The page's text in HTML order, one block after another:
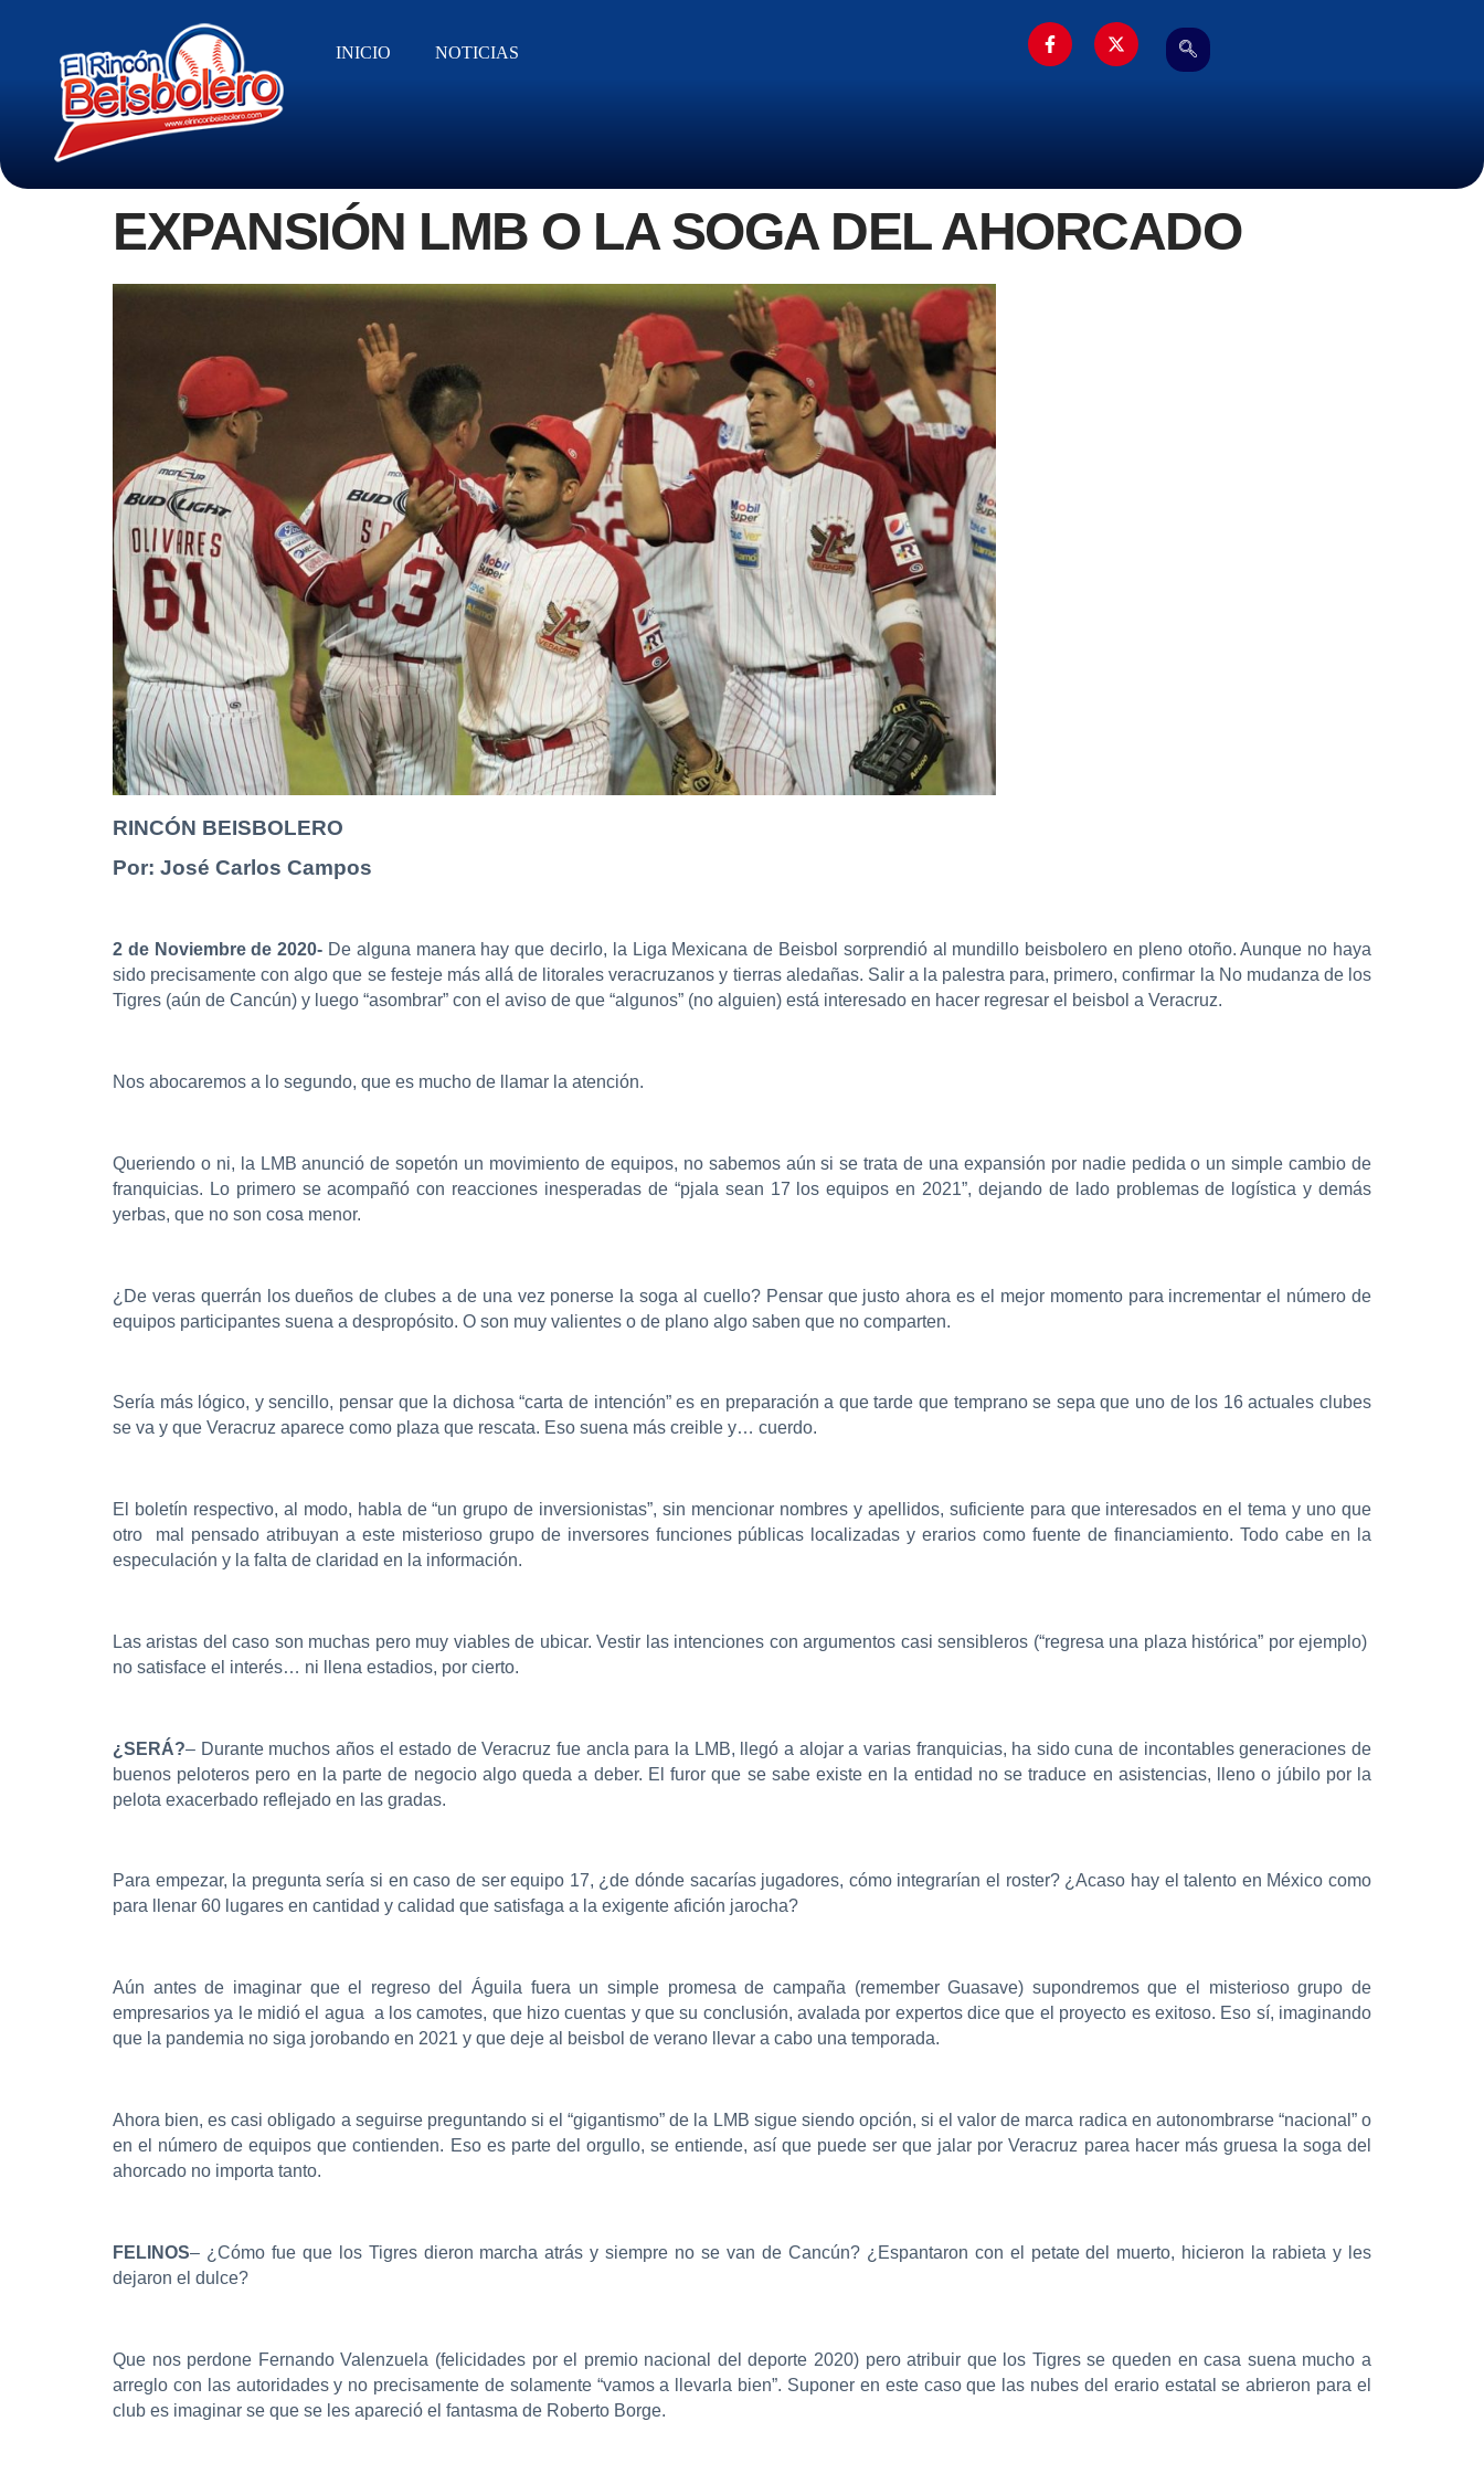
INICIO NOTICIAS
EXPANSIÓN LMB O LA SOGA DEL AHORCADO
RINCÓN BEISBOLERO
Por: José Carlos Campos
2 de Noviembre de 2020- De alguna manera hay que decirlo, la Liga Mexicana de Beisbol sorprendió al mundillo beisbolero en pleno otoño. Aunque no haya
sido precisamente con algo que se festeje más allá de litorales veracruzanos y tierras aledañas. Salir a la palestra para, primero, confirmar la No mudanza de los
Tigres (aún de Cancún) y luego “asombrar” con el aviso de que “algunos” (no alguien) está interesado en hacer regresar el beisbol a Veracruz.
Nos abocaremos a lo segundo, que es mucho de llamar la atención.
Queriendo o ni, la LMB anunció de sopetón un movimiento de equipos, no sabemos aún si se trata de una expansión por nadie pedida o un simple cambio de
franquicias. Lo primero se acompañó con reacciones inesperadas de “pjala sean 17 los equipos en 2021”, dejando de lado problemas de logística y demás
yerbas, que no son cosa menor.
¿De veras querrán los dueños de clubes a de una vez ponerse la soga al cuello? Pensar que justo ahora es el mejor momento para incrementar el número de
equipos participantes suena a despropósito. O son muy valientes o de plano algo saben que no comparten.
Sería más lógico, y sencillo, pensar que la dichosa “carta de intención” es en preparación a que tarde que temprano se sepa que uno de los 16 actuales clubes
se va y que Veracruz aparece como plaza que rescata. Eso suena más creible y… cuerdo.
El boletín respectivo, al modo, habla de “un grupo de inversionistas”, sin mencionar nombres y apellidos, suficiente para que interesados en el tema y uno que
otro mal pensado atribuyan a este misterioso grupo de inversores funciones públicas localizadas y erarios como fuente de financiamiento. Todo cabe en la
especulación y la falta de claridad en la información.
Las aristas del caso son muchas pero muy viables de ubicar. Vestir las intenciones con argumentos casi sensibleros (“regresa una plaza histórica” por ejemplo)
no satisface el interés… ni llena estadios, por cierto.
¿SERÁ?– Durante muchos años el estado de Veracruz fue ancla para la LMB, llegó a alojar a varias franquicias, ha sido cuna de incontables generaciones de
buenos peloteros pero en la parte de negocio algo queda a deber. El furor que se sabe existe en la entidad no se traduce en asistencias, lleno o júbilo por la
pelota exacerbado reflejado en las gradas.
Para empezar, la pregunta sería si en caso de ser equipo 17, ¿de dónde sacarías jugadores, cómo integrarían el roster? ¿Acaso hay el talento en México como
para llenar 60 lugares en cantidad y calidad que satisfaga a la exigente afición jarocha?
Aún antes de imaginar que el regreso del Águila fuera un simple promesa de campaña (remember Guasave) supondremos que el misterioso grupo de
empresarios ya le midió el agua a los camotes, que hizo cuentas y que su conclusión, avalada por expertos dice que el proyecto es exitoso. Eso sí, imaginando
que la pandemia no siga jorobando en 2021 y que deje al beisbol de verano llevar a cabo una temporada.
Ahora bien, es casi obligado a seguirse preguntando si el “gigantismo” de la LMB sigue siendo opción, si el valor de marca radica en autonombrarse “nacional” o
en el número de equipos que contienden. Eso es parte del orgullo, se entiende, así que puede ser que jalar por Veracruz parea hacer más gruesa la soga del
ahorcado no importa tanto.
FELINOS– ¿Cómo fue que los Tigres dieron marcha atrás y siempre no se van de Cancún? ¿Espantaron con el petate del muerto, hicieron la rabieta y les
dejaron el dulce?
Que nos perdone Fernando Valenzuela (felicidades por el premio nacional del deporte 2020) pero atribuir que los Tigres se queden en casa suena mucho a
arreglo con las autoridades y no precisamente de solamente “vamos a llevarla bien”. Suponer en este caso que las nubes del erario estatal se abrieron para el
club es imaginar se que se les apareció el fantasma de Roberto Borge.